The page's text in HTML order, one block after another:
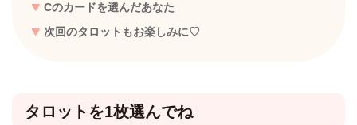
Cのカードを選んだあなた
次回のタロットもお楽しみに♡
タロットを1枚選んでね